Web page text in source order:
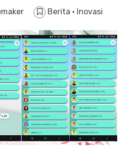
Berita · Inovasi